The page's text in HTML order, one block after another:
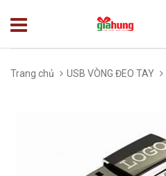
Trang chủ USB VÒNG ĐEO TAY